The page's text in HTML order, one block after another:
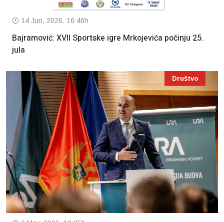
14 Jun, 2026. 16:46h
Bajramović: XVII Sportske igre Mrkojevića počinju 25.
jula
Društvo